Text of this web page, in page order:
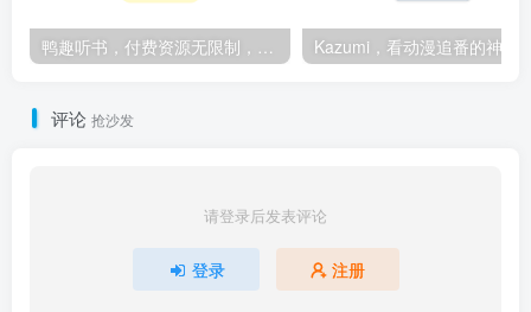
鸭趣听书，付费资源无限制，内置多书源
评论 抢沙发
请登录后发表评论
登录 注册